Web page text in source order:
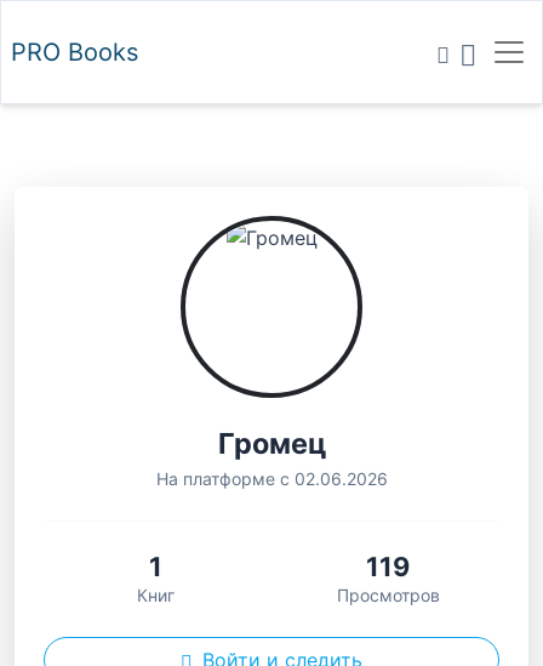
PRO Books
Громец
На платформе с 02.06.2026
1
Книг
119
Просмотров
Войти и следить